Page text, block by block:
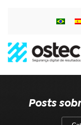
Posts